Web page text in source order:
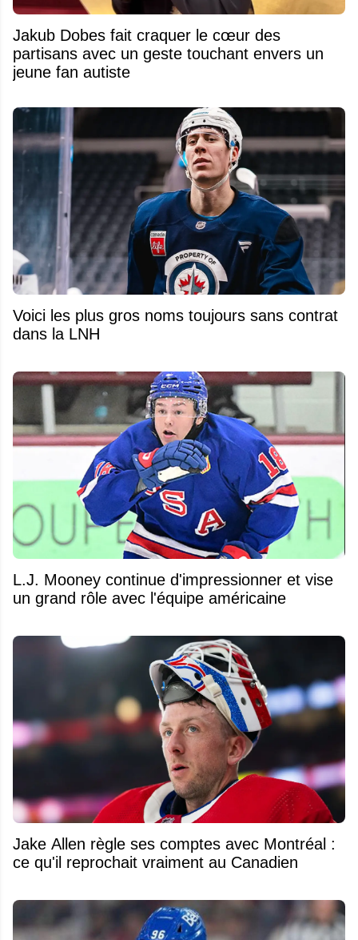
Jakub Dobes fait craquer le cœur des
partisans avec un geste touchant envers un
jeune fan autiste
Voici les plus gros noms toujours sans contrat
dans la LNH
L.J. Mooney continue d'impressionner et vise
un grand rôle avec l'équipe américaine
Jake Allen règle ses comptes avec Montréal :
ce qu'il reprochait vraiment au Canadien